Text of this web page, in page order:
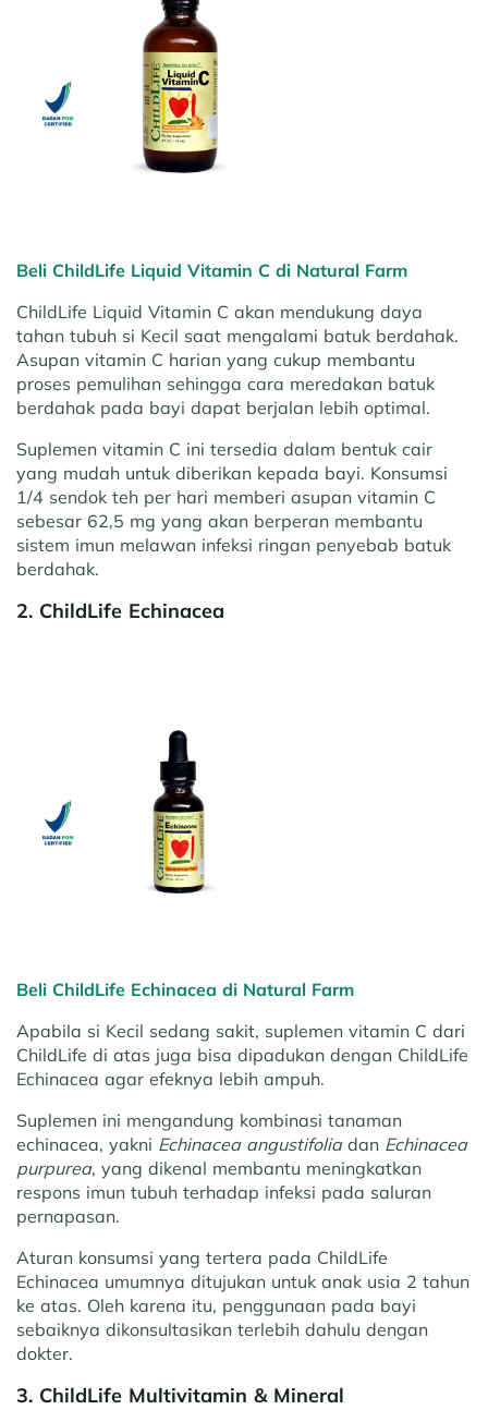
Beli ChildLife Liquid Vitamin C di Natural Farm
ChildLife Liquid Vitamin C akan mendukung daya
tahan tubuh si Kecil saat mengalami batuk berdahak.
Asupan vitamin C harian yang cukup membantu
proses pemulihan sehingga cara meredakan batuk
berdahak pada bayi dapat berjalan lebih optimal.
Suplemen vitamin C ini tersedia dalam bentuk cair
yang mudah untuk diberikan kepada bayi. Konsumsi
1/4 sendok teh per hari memberi asupan vitamin C
sebesar 62,5 mg yang akan berperan membantu
sistem imun melawan infeksi ringan penyebab batuk
berdahak.
2. ChildLife Echinacea
Beli ChildLife Echinacea di Natural Farm
Apabila si Kecil sedang sakit, suplemen vitamin C dari
ChildLife di atas juga bisa dipadukan dengan ChildLife
Echinacea agar efeknya lebih ampuh.
Suplemen ini mengandung kombinasi tanaman
echinacea, yakni Echinacea angustifoliadan Echinacea
purpurea, yang dikenal membantu meningkatkan
respons imun tubuh terhadap infeksi pada saluran
pernapasan.
Aturan konsumsi yang tertera pada ChildLife
Echinacea umumnya ditujukan untuk anak usia 2 tahun
ke atas. Oleh karena itu, penggunaan pada bayi
sebaiknya dikonsultasikan terlebih dahulu dengan
dokter.
3. ChildLife Multivitamin & Mineral